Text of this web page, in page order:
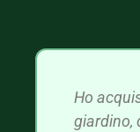
Ho
giardino,